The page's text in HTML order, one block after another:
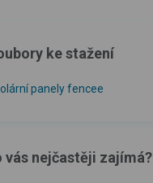
ke stažení
panely fencee
vás nejčastěji zajímá?